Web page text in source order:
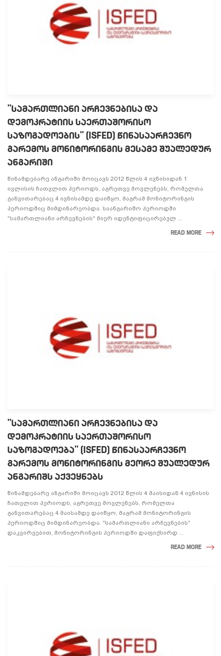
"ᲡᲐᲛᲐᲠᲗᲚᲘᲐᲜᲘ ᲐᲠᲩᲔᲕᲜᲔᲑᲘᲡᲐ ᲓᲐ
ᲓᲔᲛᲝᲙᲠᲐᲢᲘᲘᲡ ᲡᲐᲔᲠᲗᲐᲨᲝᲠᲘᲡᲝ
ᲡᲐᲖᲝᲒᲐᲓᲝᲔᲑᲘᲡ" (ISFED) ᲬᲘᲜᲐᲡᲐᲐᲠᲩᲔᲕᲜᲝ
ᲒᲐᲠᲔᲛᲝᲡ ᲛᲝᲜᲘᲢᲝᲠᲘᲜᲒᲘᲡ ᲛᲔᲡᲐᲛᲔ ᲨᲣᲐᲚᲔᲓᲣᲠ
ᲐᲜᲒᲐᲠᲘᲨᲘ
წინამდებარე ანგარიში მოიცავს 2012 წლის 4 ივნისიდან 1
ივლისის ჩათვლით პერიოდს, აგრეთვე მოვლენებს, რომელთა
განვითარებაც 4 ივნისამდე დაიწყო, მაგრამ მონიტორინგის
პერიოდშიც მიმდინარეობდა. საანგარიშო პერიოდში
"სამართლიანი არჩევნების" მიერ იდენტიფიცირებულ ...
READ MORE
"ᲡᲐᲛᲐᲠᲗᲚᲘᲐᲜᲘ ᲐᲠᲩᲔᲕᲜᲔᲑᲘᲡᲐ ᲓᲐ
ᲓᲔᲛᲝᲙᲠᲐᲢᲘᲘᲡ ᲡᲐᲔᲠᲗᲐᲨᲝᲠᲘᲡᲝ
ᲡᲐᲖᲝᲒᲐᲓᲝᲔᲑᲐ" (ISFED) ᲬᲘᲜᲐᲡᲐᲐᲠᲩᲔᲕᲜᲝ
ᲒᲐᲠᲔᲛᲝᲡ ᲛᲝᲜᲘᲢᲝᲠᲘᲜᲒᲘᲡ ᲛᲔᲝᲠᲔ ᲨᲣᲐᲚᲔᲓᲣᲠ
ᲐᲜᲒᲐᲠᲘᲨᲡ ᲐᲥᲕᲔᲧᲜᲔᲑᲡ
წინამდებარე ანგარიში მოიცავს 2012 წლის 4 მაისიდან 4 ივნისის
ჩათვლით პერიოდს, აგრეთვე მოვლენებს, რომელთა
განვითარებაც 4 მაისამდე დაიწყო, მაგრამ მონიტორინგის
პერიოდშიც მიმდინარეობდა. "სამართლიანი არჩევნების"
დაკვირვებით, მონიტორინგის პერიოდში დაფიქსირდ ...
READ MORE